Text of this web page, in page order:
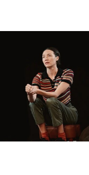
写作必须停留在内
必写作。”
（lightness）比
是在海水中慢慢下
须跃出生活世界重
非易事。《每一句
短文，大致循时
的童年时光到德国
尔文学奖作者的准
聚居区，因二战
为，整个村庄在